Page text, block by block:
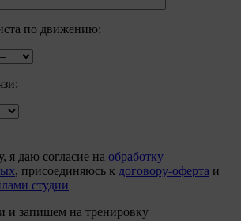
по движению:
я даю согласие на обработку
, присоединяюсь к договору-оферта и
студии
и запишем на тренировку